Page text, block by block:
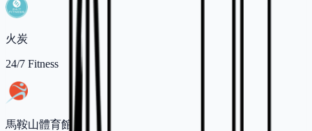
火炭
24/7 Fitness
馬鞍山體育館